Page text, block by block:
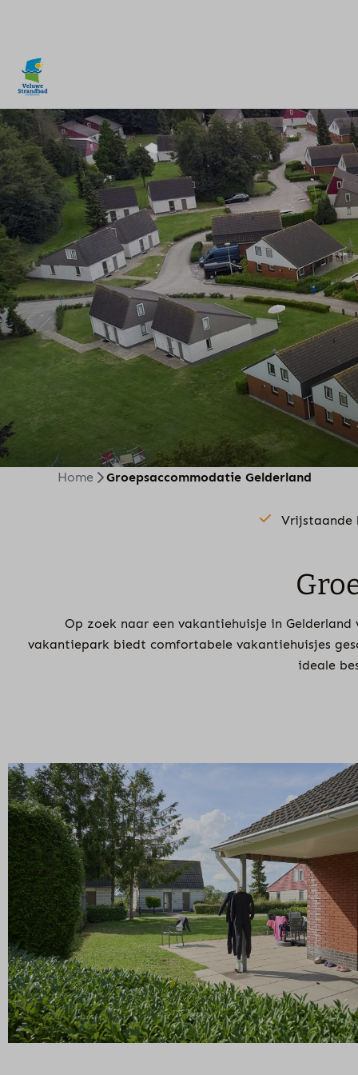
Home Groepsaccommodatie Gelderland
Vrijstaande
Op zoek naar een vakantiehuisje in
vakantiepark biedt comfortabele vakantiehuisjes
ideale